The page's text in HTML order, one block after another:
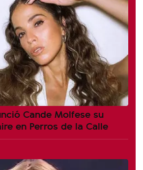
Cande Molfese su
en Perros de la Calle